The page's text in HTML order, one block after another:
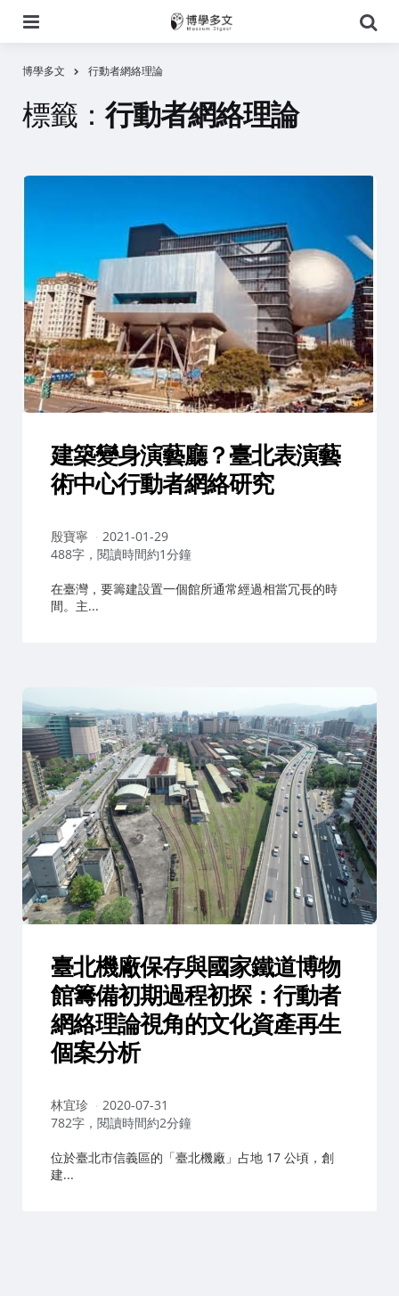
尋
博學多文 行動者網絡理論
標籤： 行動者網絡理論
建築變身演藝廳？臺北表演藝
術中心行動者網絡研究
作
者：
殷寶寧
2021-01-29
488字，閱讀時間約1分鐘
在臺灣，要籌建設置一個館所通常經過相當冗長的時
間。主...
臺北機廠保存與國家鐵道博物
館籌備初期過程初探：行動者
網絡理論視角的文化資產再生
個案分析
作
者：
林宜珍
2020-07-31
782字，閱讀時間約2分鐘
位於臺北市信義區的「臺北機廠」占地 17 公頃，創
建...